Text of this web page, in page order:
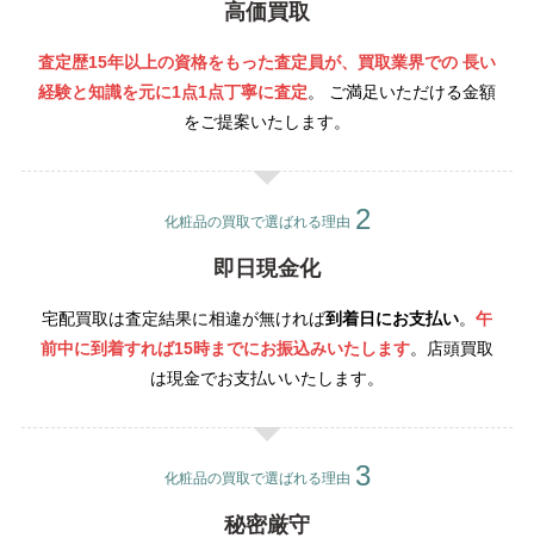
高価買取
査定歴15年以上の資格をもった査定員が、買取業界での 長い
経験と知識を元に1点1点丁寧に査定。 ご満足いただける金額
をご提案いたします。
化粧品の買取で選ばれる理由
即日現金化
宅配買取は査定結果に相違が無ければ到着日にお支払い。 午
前中に到着すれば15時までにお振込みいたします。店頭買取
は現金でお支払いいたします。
化粧品の買取で選ばれる理由
秘密厳守